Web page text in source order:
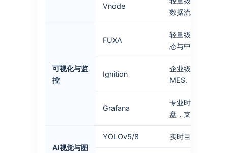
Vnode
数据流水线处理
可视化与监
控
FUXA
轻量级 Web
态与中小型监控项
Ignition
企业级工业平台
MES、IoT 一体化
Grafana
专业时序数据可
盘，支持多数据源
AI视觉与图
YOLOv5/8 实时目标检测算法